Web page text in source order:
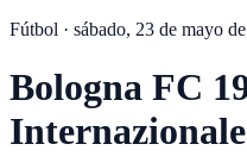
Fútbol · sábado, 23 de mayo
Bologna FC